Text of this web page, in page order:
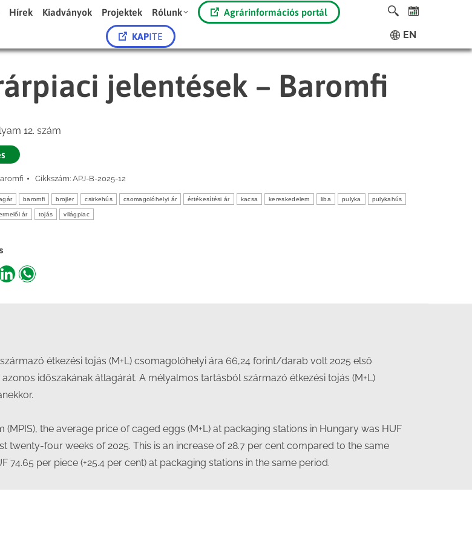
Hírek Kiadványok Projektek Rólunk Agrárinformációs portál
KAPITE EN
jelentések – Baromfi
12. szám
Cikkszám: APJ-B-2025-12
baromfi brojler csirkehús csomagolóhelyi ár értékesítési ár kacsa kereskedelem liba pulyka pulykahús
ár tojás világpiac
ShareShare
étkezési tojás (M+L) csomagolóhelyi ára 66,24 forint/darab volt 2025 első
időszakának átlagárát. A mélyalmos tartásból származó étkezési tojás (M+L)
the average price of caged eggs (M+L) at packaging stations in Hungary was HUF
twenty-four weeks of 2025. This is an increase of 28.7 per cent compared to the same
per piece (+25.4 per cent) at packaging stations in the same period.